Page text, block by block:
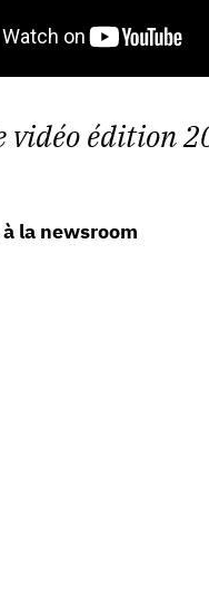
vidéo édition
la newsroom